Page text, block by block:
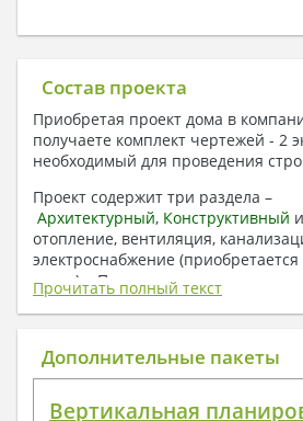
Состав проекта
Приобретая проект дома в
получаете комплект чертежей - 2
необходимый для проведения
Проект содержит три раздела –
Архитектурный, Конструктивный и
отопление, вентиляция,
электроснабжение
плату) + Пояснительная записка.
1. Архитектурный раздел:
Общие данные по проекту
План координационных
Поэтажные маркировочные
Прочитать полный текст
Дополнительные пакеты
Вертикальная